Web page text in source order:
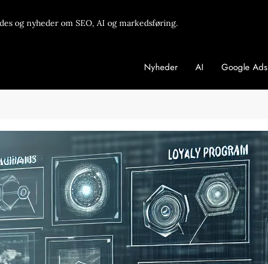
og nyheder om SEO, AI og markedsføring.
Nyheder AI Google Ads